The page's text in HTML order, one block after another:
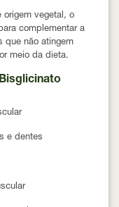
origem vegetal, o
complementar a
que não atingem
meio da dieta.
e dentes